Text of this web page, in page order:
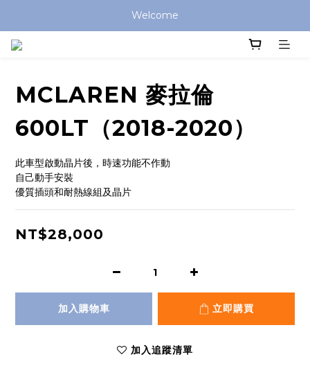
Welcome
MCLAREN 麥拉倫
600LT（2018-2020）
此車型啟動晶片後，時速功能不作動
自己動手安裝
優質插頭和耐熱線組及晶片
NT$28,000
加入購物車 立即購買
加入追蹤清單